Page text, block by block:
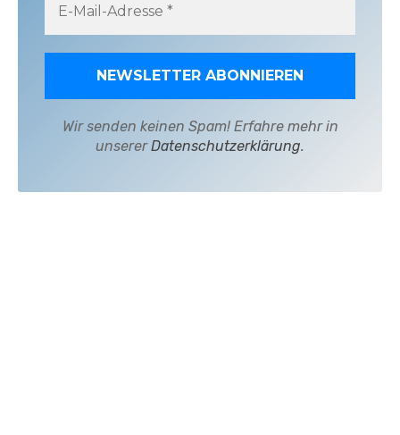
Wir senden keinen Spam! Erfahre mehr in
unsererDatenschutzerklärung.